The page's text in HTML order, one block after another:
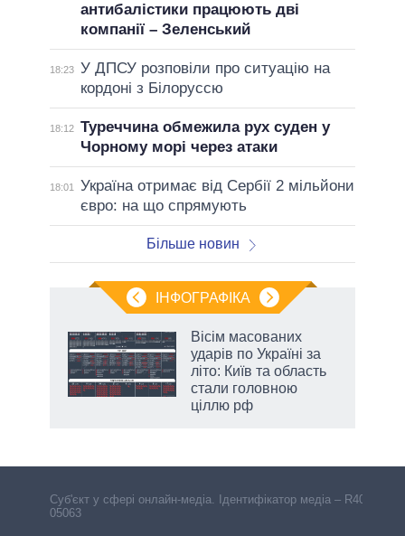
антибалістики працюють дві
компанії – Зеленський
18:23 У ДПСУ розповіли про ситуацію на
кордоні з Білоруссю
18:12 Туреччина обмежила рух суден у
Чорному морі через атаки
18:01 Україна отримає від Сербії 2 мільйони
євро: на що спрямують
Більше новин
ІНФОГРАФІКА
Вісім масованих
ударів по Україні за
літо: Київ та область
стали головною
ціллю рф
Cуб'єкт у сфері онлайн-медіа. Ідентифікатор медіа – R40-
05063